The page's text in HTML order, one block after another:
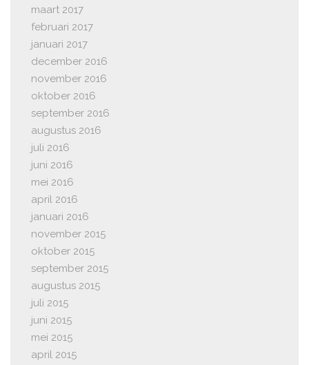
maart 2017
februari 2017
januari 2017
december 2016
november 2016
oktober 2016
september 2016
augustus 2016
juli 2016
juni 2016
mei 2016
april 2016
januari 2016
november 2015
oktober 2015
september 2015
augustus 2015
juli 2015
juni 2015
mei 2015
april 2015